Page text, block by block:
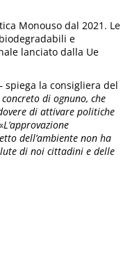
Monouso dal 2021. Le
e
lanciato dalla Ue
spiega la consigliera del
di ognuno, che
di attivare politiche
L’approvazione
dell’ambiente non ha
di noi cittadini e delle